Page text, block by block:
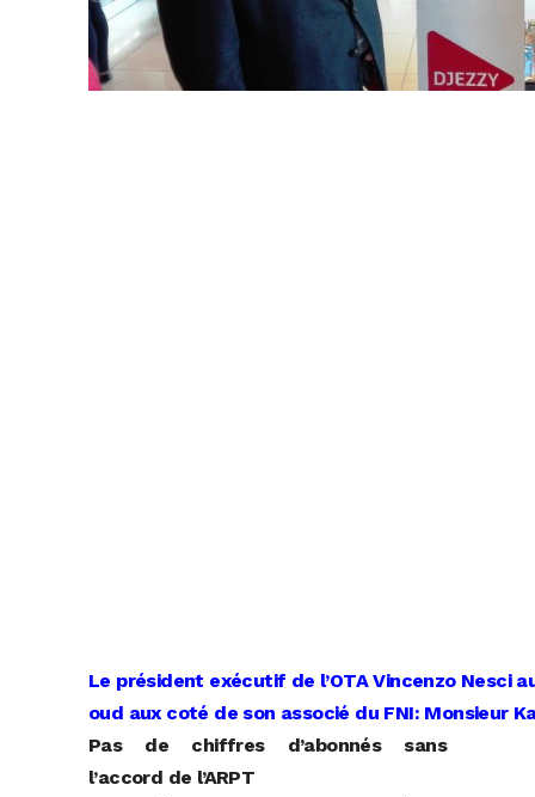
Le président exécutif de l’OTA Vincenzo Nesci
oud aux coté de son associé du FNI: Monsieur
Pas de chiffres d’abonnés sans
l’accord de l’ARPT